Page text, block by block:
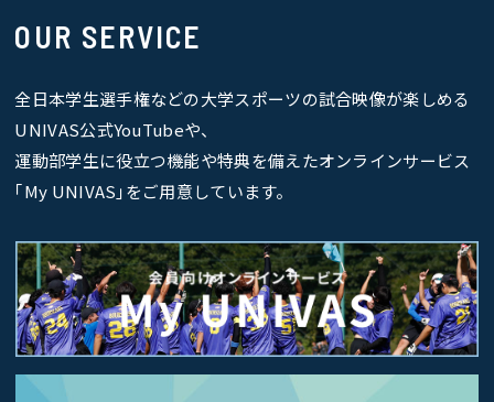
OUR SERVICE
全日本学生選手権などの大学スポーツの試合映像が楽しめる
UNIVAS公式YouTubeや、
運動部学生に役立つ機能や特典を備えたオンラインサービス
｢My UNIVAS｣をご用意しています。